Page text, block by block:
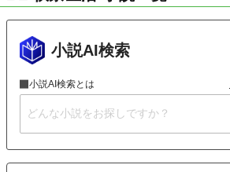
小説AI検索
小説AI検索とは